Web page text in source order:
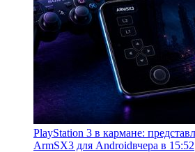
PlayStation 3 в кармане:
ArmSX3 для Androidвчера в 15:52